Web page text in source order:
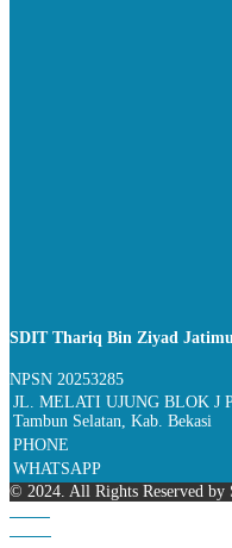
SDIT Thariq Bin Ziyad
NPSN 20253285
JL. MELATI UJUNG BLOK J
Tambun Selatan, Kab. Bekasi
PHONE
WHATSAPP
© 2024. All Rights Reserved